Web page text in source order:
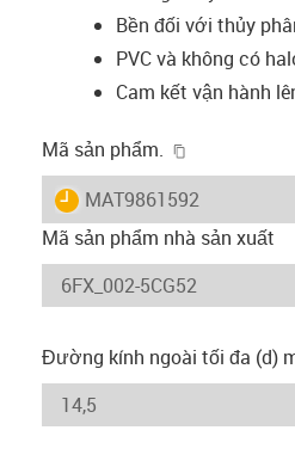
Bền đối với thủy
PVC và không có
Cam kết vận hành
Mã sản phẩm.
igus-icon-lieferzeit
MAT9861592
Mã sản phẩm nhà sản xuất
Đường kính ngoài tối đa (d)